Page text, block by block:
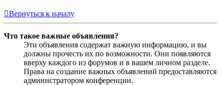
Вернуться к началу
Что такое важные объявления?
Эти объявления содержат важную информацию, и вы
должны прочесть их по возможности. Они появляются
вверху каждого из форумов и в вашем личном разделе.
Права на создание важных объявлений предоставляются
администратором конференции.